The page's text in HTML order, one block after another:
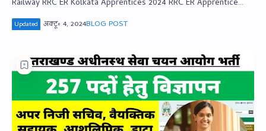
Railway RRC ER Kolkata Apprentices 2024 RRC ER Apprentice
Recruitment 2024 !! अति मह…